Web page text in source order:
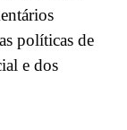
políticas de
e dos